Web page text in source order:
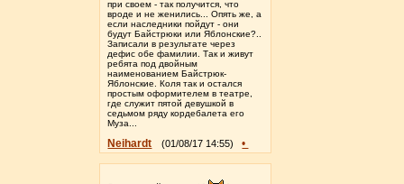
при своем - так получится, что
вроде и не женились... Опять же, а
если наследники пойдут - они
будут Байстрюки или Яблонские?..
Записали в результате через
дефис обе фамилии. Так и живут
ребята под двойным
наименованием Байстрюк-
Яблонские. Коля так и остался
простым оформителем в театре,
где служит пятой девушкой в
седьмом ряду кордебалета его
Муза...
Neihardt (01/08/17 14:55) •